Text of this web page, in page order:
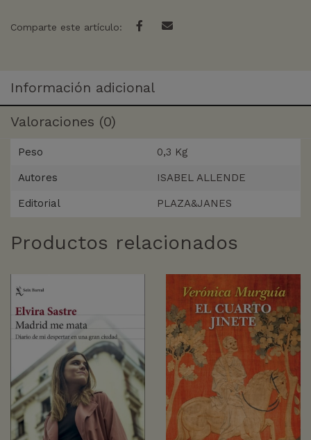
Comparte este artículo:
Información adicional
Valoraciones (0)
Peso 0,3 Kg
Autores ISABEL ALLENDE
Editorial PLAZA&JANES
Productos relacionados